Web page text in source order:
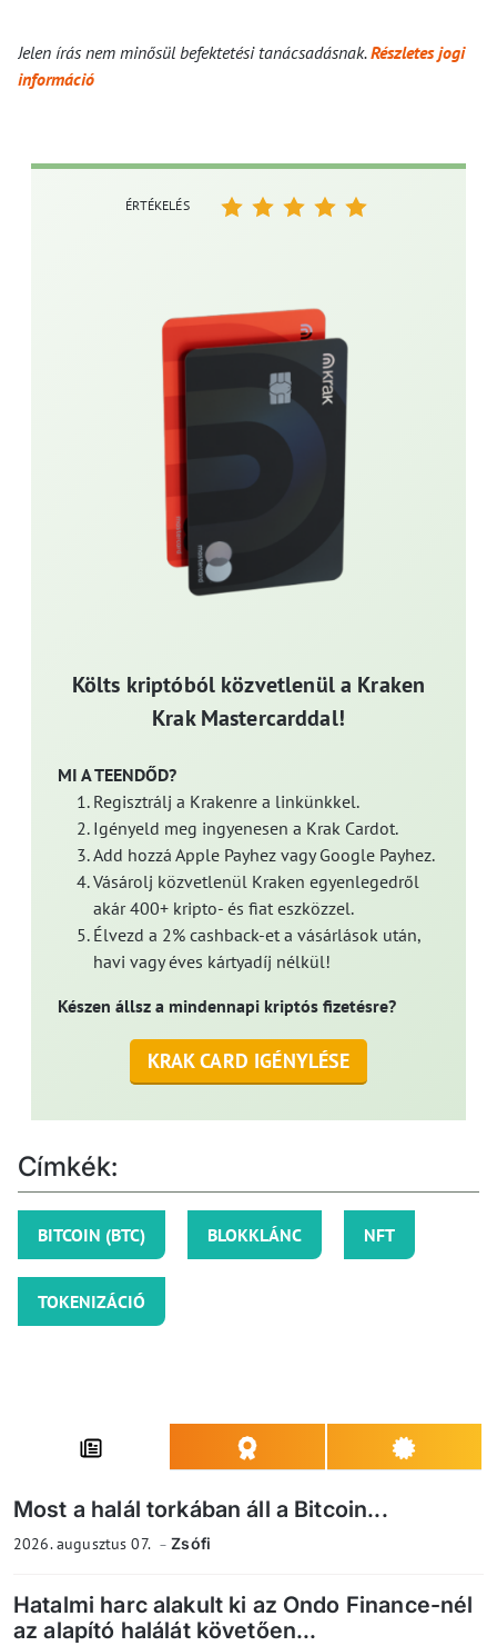
Jelen írás nem minősül befektetési tanácsadásnak.Részletes jogi
információ
Költs kriptóból közvetlenül a Kraken
Krak Mastercarddal!
MI A TEENDŐD?
Regisztrálj a Krakenre a linkünkkel.
Igényeld meg ingyenesen a Krak Cardot.
Add hozzá Apple Payhez vagy Google Payhez.
Vásárolj közvetlenül Kraken egyenlegedről
akár 400+ kripto- és fiat eszközzel.
Élvezd a 2% cashback-et a vásárlások után,
havi vagy éves kártyadíj nélkül!
Készen állsz a mindennapi kriptós fizetésre?
KRAK CARD IGÉNYLÉSE
ÉRTÉKELÉS
Címkék:
BITCOIN (BTC) BLOKKLÁNC NFT
TOKENIZÁCIÓ
Most a halál torkában áll a Bitcoin...
2026. augusztus 07. Zsófi
Hatalmi harc alakult ki az Ondo Finance-nél
az alapító halálát követően...